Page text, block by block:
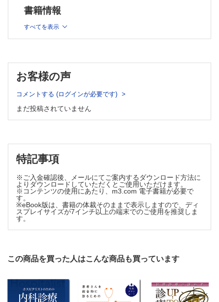
肺血栓塞栓症および深部静脈血栓症
末梢動脈疾患
8．生活習慣病・その他
脂質異常症と動脈硬化
慢性腎臓病と心血管疾患
内分泌疾患と心血管疾患
睡眠呼吸障害と心血管疾患
がんと心血管疾患
妊娠と心血管疾患
3．心不全・心筋/心膜疾患
急性心不全
慢性心不全—LVEFの低下した心不全（HFrEF）
慢性心不全—LVEFの軽度低下した（HFmrEF）および保たれた
肥大型心筋症
不整脈原性右室心筋症
心アミロイドーシス
その他の二次性心筋症（心ファブリ―病など）
心膜炎・心タンポナーデ
心臓腫瘍
4．弁膜症
僧帽弁閉鎖不全症
僧帽弁狭窄症
大動脈弁閉鎖不全症
大動脈弁狭窄症
5．先天性心疾患
心室中隔欠損症
ファロー四徴症
修正大血管転位
書籍情報
すべてを表示
お客様の声
コメントする (ログインが必要です)
まだ投稿されていません
特記事項
※ご入金確認後、メールにてご案内するダウンロード方法に
よりダウンロードしていただくとご使用いただけます。
※コンテンツの使用にあたり、m3.com 電子書籍が必要で
す。
※eBook版は、書籍の体裁そのままで表示しますので、ディ
スプレイサイズが7インチ以上の端末でのご使用を推奨しま
す。
この商品を買った人はこんな商品も買っています